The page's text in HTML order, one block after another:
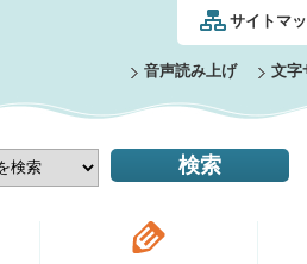
サイトマ
音声読み上げ 文字